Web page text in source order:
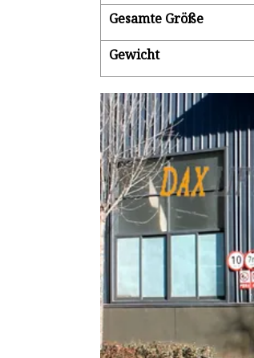
Gesamte Größe
Gewicht